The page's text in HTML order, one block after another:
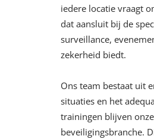
iedere locatie vraagt
dat aansluit bij de
surveillance,
zekerheid biedt.
Ons team bestaat uit
situaties en het
trainingen blijven
beveiligingsbranche.